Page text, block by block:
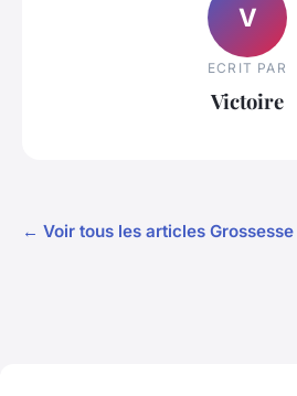
V
ECRIT PAR
Victoire
← Voir tous les articles Grossesse